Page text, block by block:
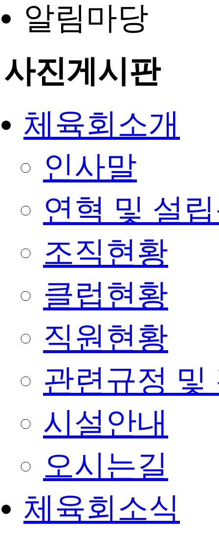
알림마당
사진게시판
체육회소개
인사말
연혁 및 설
조직현황
클럽현황
직원현황
관련규정 및
시설안내
오시는길
체육회소식